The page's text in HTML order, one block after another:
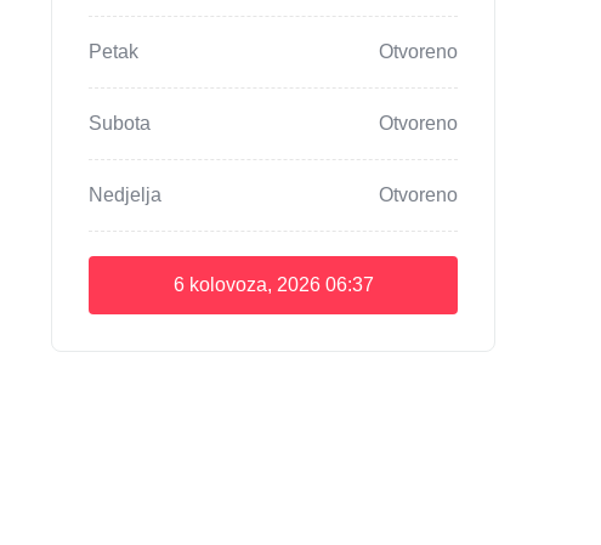
Petak Otvoreno
Subota Otvoreno
Nedjelja Otvoreno
6 kolovoza, 2026 06:37